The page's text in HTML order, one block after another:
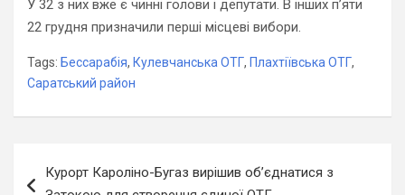
У 32 з них вже є чинні голови і депутати. В інших п’яти
22 грудня призначили перші місцеві вибори.
Tags: Бессарабія, Кулевчанська ОТГ, Плахтіївська ОТГ,
Саратський район
записів
Курорт Кароліно-Бугаз вирішив об’єднатися з